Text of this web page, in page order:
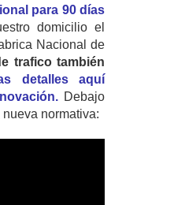
para 90 días
domicilio el
Nacional de
trafico también
detalles aquí
Debajo
normativa: